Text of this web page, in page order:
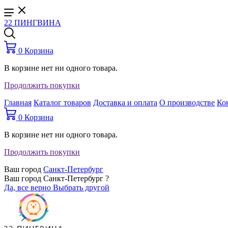
22 ПИНГВИНА
0 Корзина
В корзине нет ни одного товара.
Продолжить покупки
Главная Каталог товаров Доставка и оплата О производстве
0 Корзина
В корзине нет ни одного товара.
Продолжить покупки
Ваш город Санкт-Петербург
Ваш город Санкт-Петербург ?
Да, все верно Выбрать другой